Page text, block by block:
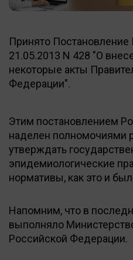
Принято Постановление
21.05.2013 N 428 "О
некоторые акты
Федерации".
Этим постановлением
наделен полномочиями
утверждать
эпидемиологические
нормативы, как это и
Напомним, что в
выполняло
Российской Федерации.